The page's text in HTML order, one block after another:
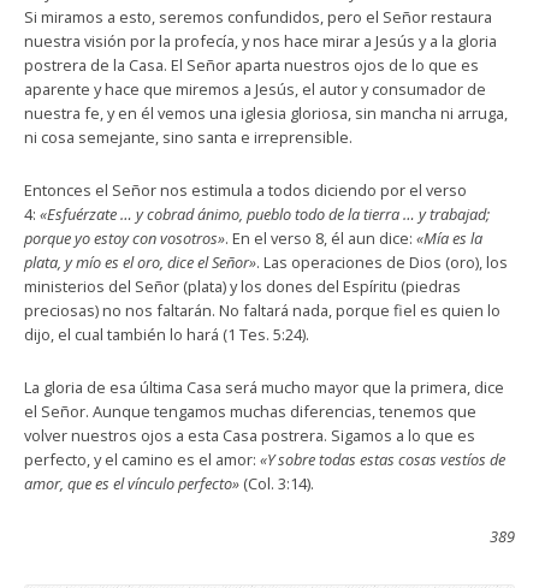
Si miramos a esto, seremos confundidos, pero el Señor restaura
nuestra visión por la profecía, y nos hace mirar a Jesús y a la gloria
postrera de la Casa. El Señor aparta nuestros ojos de lo que es
aparente y hace que miremos a Jesús, el autor y consumador de
nuestra fe, y en él vemos una iglesia gloriosa, sin mancha ni arruga,
ni cosa semejante, sino santa e irreprensible.
Entonces el Señor nos estimula a todos diciendo por el verso
4: «Esfuérzate … y cobrad ánimo, pueblo todo de la tierra … y trabajad;
porque yo estoy con vosotros». En el verso 8, él aun dice: «Mía es la
plata, y mío es el oro, dice el Señor». Las operaciones de Dios (oro), los
ministerios del Señor (plata) y los dones del Espíritu (piedras
preciosas) no nos faltarán. No faltará nada, porque fiel es quien lo
dijo, el cual también lo hará (1 Tes. 5:24).
La gloria de esa última Casa será mucho mayor que la primera, dice
el Señor. Aunque tengamos muchas diferencias, tenemos que
volver nuestros ojos a esta Casa postrera. Sigamos a lo que es
perfecto, y el camino es el amor: «Y sobre todas estas cosas vestíos de
amor, que es el vínculo perfecto» (Col. 3:14).
389